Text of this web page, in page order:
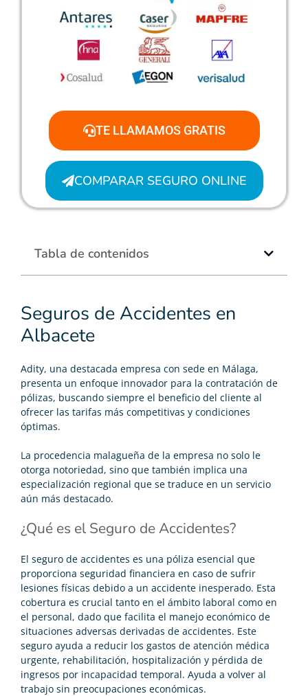
Seguros de Accidentes en
Albacete
Adity, una destacada empresa con sede en Málaga,
presenta un enfoque innovador para la contratación de
pólizas, buscando siempre el beneficio del cliente al
ofrecer las tarifas más competitivas y condiciones
óptimas.
La procedencia malagueña de la empresa no solo le
otorga notoriedad, sino que también implica una
especialización regional que se traduce en un servicio
aún más destacado.
¿Qué es el Seguro de Accidentes?
El seguro de accidentes es una póliza esencial que
proporciona seguridad financiera en caso de sufrir
lesiones físicas debido a un accidente inesperado. Esta
cobertura es crucial tanto en el ámbito laboral como en
el personal, dado que facilita el manejo económico de
situaciones adversas derivadas de accidentes. Este
seguro ayuda a reducir los gastos de atención médica
urgente, rehabilitación, hospitalización y pérdida de
ingresos por incapacidad temporal. Ayuda a volver al
trabajo sin preocupaciones económicas.
TE LLAMAMOS GRATIS
COMPARAR SEGURO ONLINE
Tabla de contenidos